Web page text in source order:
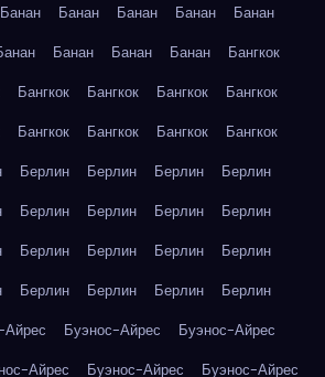
Банан Банан Банан Банан
Банан
Банан Банан Банан
Бангкок
Бангкок Бангкок Бангкок
Бангкок
Бангкок Бангкок Бангкок
Бангкок
Берлин Берлин Берлин
Берлин
Берлин Берлин Берлин
Берлин
Берлин Берлин Берлин
Берлин
Берлин Берлин Берлин
Берлин
Айрес Буэнос-Айрес
Буэнос-Айрес
Айрес Буэнос-Айрес
Буэнос-Айрес